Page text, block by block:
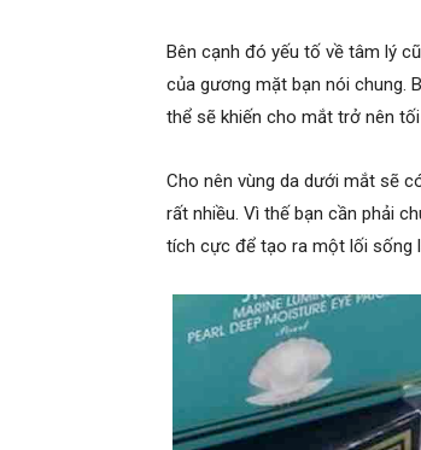
Bên cạnh đó yếu tố về tâm lý
của gương mặt bạn nói chung.
thể sẽ khiến cho mắt trở nên
Cho nên vùng da dưới mắt sẽ
rất nhiều. Vì thế bạn cần phải
tích cực để tạo ra một lối sống